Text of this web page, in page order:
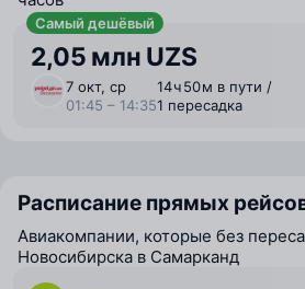
Самый дешёвый
2,05 млн UZS
7 окт, ср
01:45 – 14:35
14 ⁠ч 50 ⁠м в пути /
1 пересадка
Расписание прямых
Авиакомпании, которые без
Новосибирска в Самарканд